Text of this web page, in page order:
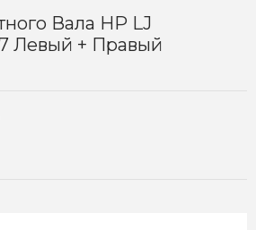
Вала HP LJ
Левый + Правый